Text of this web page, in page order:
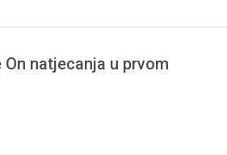
natjecanja u prvom